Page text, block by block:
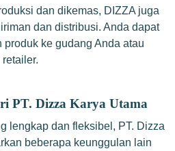
dan dikemas, DIZZA juga
dan distribusi. Anda dapat
ke gudang Anda atau
PT. Dizza Karya Utama
lengkap dan fleksibel, PT. Dizza
beberapa keunggulan lain